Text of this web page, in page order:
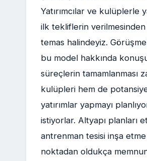
Yatırımcılar ve
ilk tekliflerin verilmesinden
temas halindeyiz.
bu model hakkında
süreçlerin tamamlanması
kulüpleri hem de
yatırımlar yapmayı
istiyorlar. Altyapı planları
antrenman tesisi inşa
noktadan oldukça